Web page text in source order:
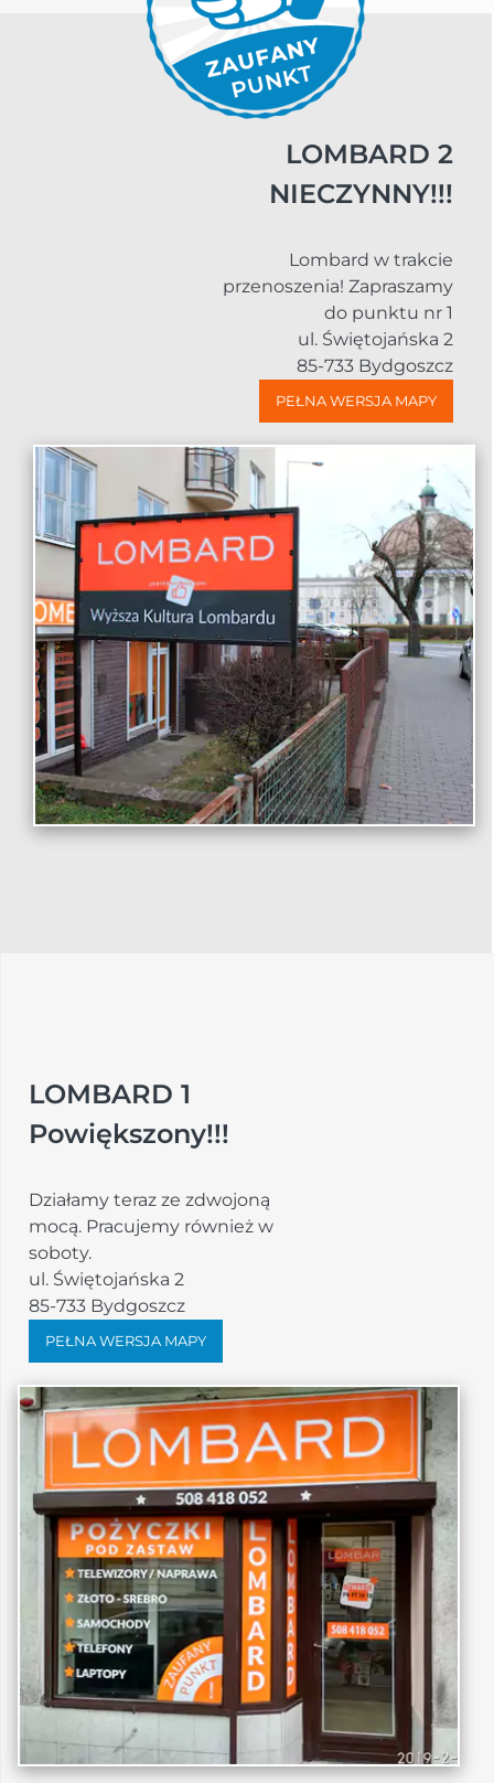
LOMBARD 2
NIECZYNNY!!!
Lombard w trakcie
przenoszenia! Zapraszamy
do punktu nr 1
ul. Świętojańska 2
85-733 Bydgoszcz
PEŁNA WERSJA MAPY
LOMBARD 1
Powiększony!!!
Działamy teraz ze zdwojoną
mocą. Pracujemy również w
soboty.
ul. Świętojańska 2
85-733 Bydgoszcz
PEŁNA WERSJA MAPY